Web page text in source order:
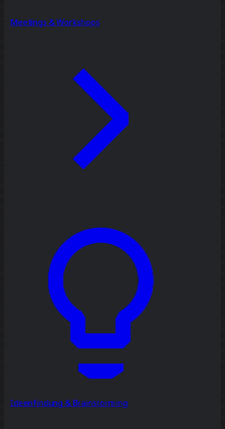
Meetings & Workshops
Ideenfindung & Brainstorming